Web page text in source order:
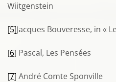
Wiitgenstein
[5]Jacques Bouveresse, in «
[6] Pascal, Les Pensées
[7] André Comte Sponville